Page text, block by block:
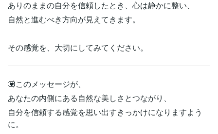
ありのままの自分を信頼したとき、心は静かに整い、
自然と進むべき方向が見えてきます。
その感覚を、大切にしてみてください。
💟このメッセージが、
あなたの内側にある自然な美しさとつながり、
自分を信頼する感覚を思い出すきっかけになりますよう
に。